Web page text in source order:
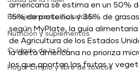
Envejecimiento Saludable
Nutrición y suplementos
Cuidado de la Piel
Hogar Limpio y libre de toxicos
americana se estima en un 50%
15% de proteínas y 35% de
según MyPlate, la guía
de Agricultura de los Estados
la dieta americana no prioriza
los que aportan las frutas y